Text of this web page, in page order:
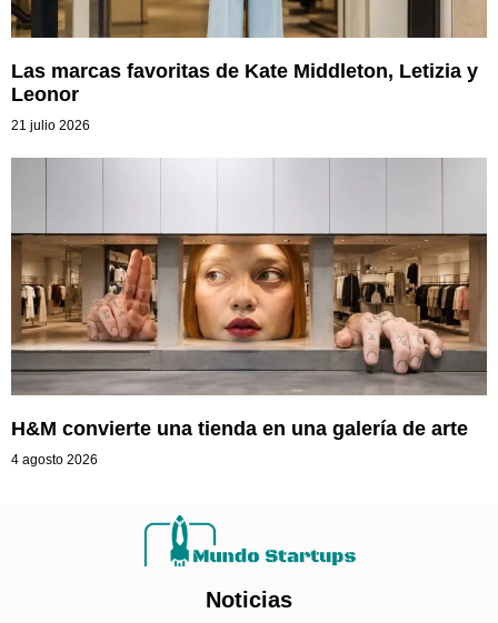
Las marcas favoritas de Kate Middleton, Letizia y
Leonor
21 julio 2026
H&M convierte una tienda en una galería de arte
4 agosto 2026
Noticias